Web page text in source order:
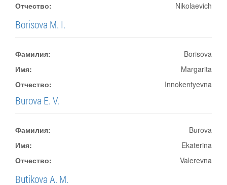
Отчество:
Nikolaevich
Borisova M. I.
Фамилия:
Borisova
Имя:
Margarita
Отчество:
Innokentyevna
Burova E. V.
Фамилия:
Burova
Имя:
Ekaterina
Отчество:
Valerevna
Butikova A. M.